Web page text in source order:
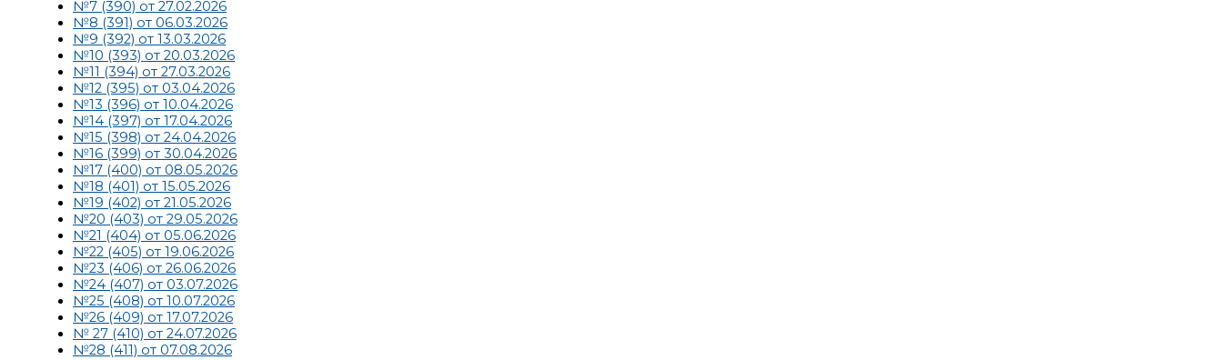
№7 (390) от 27.02.2026
№8 (391) от 06.03.2026
№9 (392) от 13.03.2026
№10 (393) от 20.03.2026
№11 (394) от 27.03.2026
№12 (395) от 03.04.2026
№13 (396) от 10.04.2026
№14 (397) от 17.04.2026
№15 (398) от 24.04.2026
№16 (399) от 30.04.2026
№17 (400) от 08.05.2026
№18 (401) от 15.05.2026
№19 (402) от 21.05.2026
№20 (403) от 29.05.2026
№21 (404) от 05.06.2026
№22 (405) от 19.06.2026
№23 (406) от 26.06.2026
№24 (407) от 03.07.2026
№25 (408) от 10.07.2026
№26 (409) от 17.07.2026
№ 27 (410) от 24.07.2026
№28 (411) от 07.08.2026